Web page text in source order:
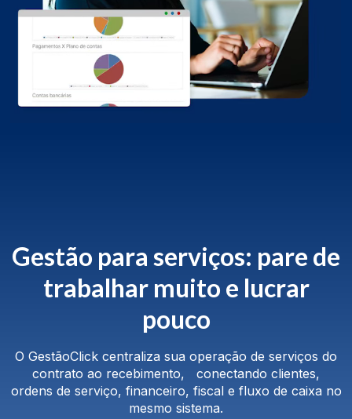
Gestão para serviços: pare de
trabalhar muito e lucrar
pouco
O GestãoClick centraliza sua operação de serviços do
contrato ao recebimento, conectando clientes,
ordens de serviço, financeiro, fiscal e fluxo de caixa no
mesmo sistema.